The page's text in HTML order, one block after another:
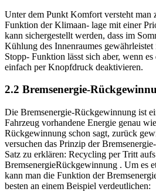
Unter dem Punkt Komfort versteht man
Funktion der Klimaan- lage mit einer
kann sichergestellt werden, dass im
Kühlung des Innenraumes gewährleistet
Stopp- Funktion lässt sich aber, wenn
einfach per Knopfdruck deaktivieren.
2.2 Bremsenergie-
Die Bremsenergie-Rückgewinnung ist
Fahrzeug vorhandene Energie genau
Rückgewinnung schon sagt, zurück
versuchen das Prinzip der
Satz zu erklären: Recycling per Tritt
BremsenergieRückgewinnung . Um es
kann man die Funktion der
besten an einem Beispiel verdeutlichen: